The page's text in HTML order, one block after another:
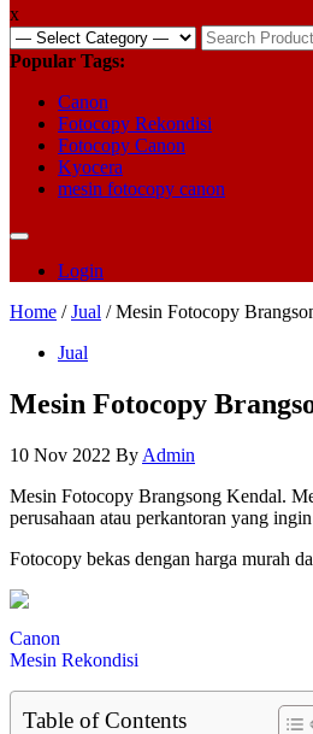
x
Search
for:
Popular Tags:
Canon
Fotocopy Rekondisi
Fotocopy Canon
Kyocera
mesin fotocopy canon
Login
Home /Jual / Mesin Fotocopy
Jual
Mesin Fotocopy
10 Nov 2022 By Admin
Mesin Fotocopy Brangsong Kendal.
perusahaan atau perkantoran yang
Fotocopy bekas dengan harga murah
Canon
Mesin Rekondisi
Table of Contents